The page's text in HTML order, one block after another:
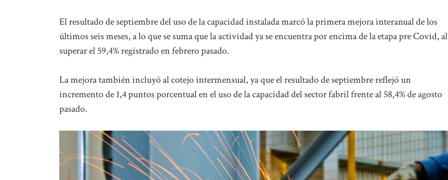
El resultado de septiembre del uso de la capacidad instalada marcó la primera mejora interanual de los
últimos seis meses, a lo que se suma que la actividad ya se encuentra por encima de la etapa pre Covid, al
superar el 59,4% registrado en febrero pasado.
La mejora también incluyó al cotejo intermensual, ya que el resultado de septiembre reflejó un
incremento de 1,4 puntos porcentual en el uso de la capacidad del sector fabril frente al 58,4% de agosto
pasado.